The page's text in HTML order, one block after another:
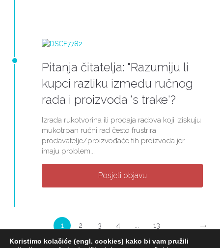
Pitanja čitatelja: "Razumiju li
kupci razliku između ručnog
rada i proizvoda 's trake'?
Izrada rukotvorina ili prodaja radova koji iziskuju
mukotrpan ručni rad često frustrira
prodavatelje/proizvođače tih proizvoda jer
imaju problem...
Posjeti objavu
1 2 3 4 13 →
Koristimo kolačiće (engl. cookies) kako bi vam pružili